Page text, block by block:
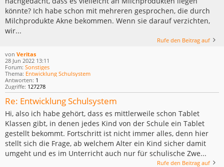
könnte? Ich habe schon mit mehreren gesprochen, die durch
Milchprodukte Akne bekommen. Wenn sie darauf verzichten,
wir...
Rufe den Beitrag auf
von Veritas
28 Jun 2022 13:11
Forum: Sonstiges
Thema: Entwicklung Schulsystem
Antworten: 1
Zugriffe: 127278
Re: Entwicklung Schulsystem
Hi, also ich habe gehört, dass es mittlerweile schon Tablet
Klassen gibt, in denen jedes Kind von der Schule ein Tablet
gestellt bekommt. Fortschritt ist nicht immer alles, denn hier
stellt sich die Frage, ab welchem Alter ein Kind sicher damit
umgeht und es im Unterricht auch nur für schulische Zwe...
Rufe den Beitrag auf